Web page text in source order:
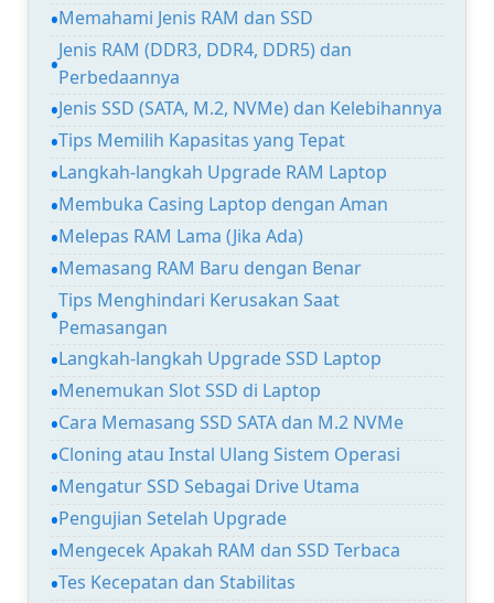
Memahami Jenis RAM dan SSD
Jenis RAM (DDR3, DDR4, DDR5) dan
Perbedaannya
Jenis SSD (SATA, M.2, NVMe) dan Kelebihannya
Tips Memilih Kapasitas yang Tepat
Langkah-langkah Upgrade RAM Laptop
Membuka Casing Laptop dengan Aman
Melepas RAM Lama (Jika Ada)
Memasang RAM Baru dengan Benar
Tips Menghindari Kerusakan Saat
Pemasangan
Langkah-langkah Upgrade SSD Laptop
Menemukan Slot SSD di Laptop
Cara Memasang SSD SATA dan M.2 NVMe
Cloning atau Instal Ulang Sistem Operasi
Mengatur SSD Sebagai Drive Utama
Pengujian Setelah Upgrade
Mengecek Apakah RAM dan SSD Terbaca
Tes Kecepatan dan Stabilitas